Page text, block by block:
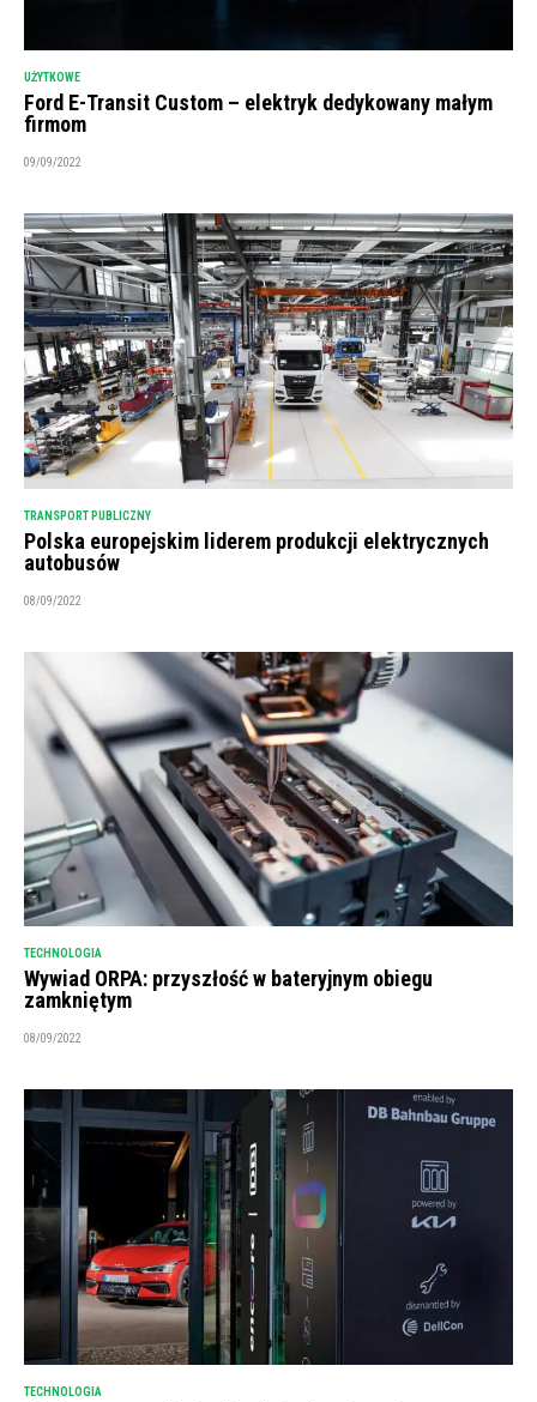
UŻYTKOWE
Ford E-Transit Custom – elektryk dedykowany małym
firmom
09/09/2022
TRANSPORT PUBLICZNY
Polska europejskim liderem produkcji elektrycznych
autobusów
08/09/2022
TECHNOLOGIA
Wywiad ORPA: przyszłość w bateryjnym obiegu
zamkniętym
08/09/2022
TECHNOLOGIA